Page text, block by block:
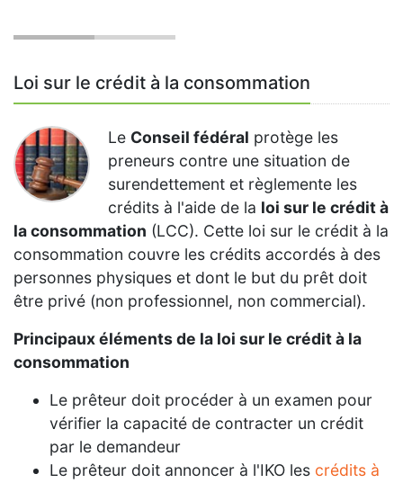
Loi sur le crédit à la consommation
Le Conseil fédéral protège les
preneurs contre une situation de
surendettement et règlemente les
crédits à l'aide de la loi sur le crédit à
la consommation (LCC). Cette loi sur le crédit à la
consommation couvre les crédits accordés à des
personnes physiques et dont le but du prêt doit
être privé (non professionnel, non commercial).
Principaux éléments de la loi sur le crédit à la
consommation
Le prêteur doit procéder à un examen pour
vérifier la capacité de contracter un crédit
par le demandeur
Le prêteur doit annoncer à l'IKO les crédits à